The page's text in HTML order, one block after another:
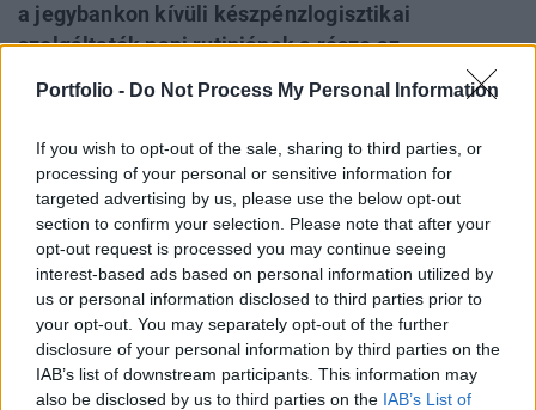
Portfolio - Do Not Process My Personal Information
If you wish to opt-out of the sale, sharing to third parties, or
processing of your personal or sensitive information for
targeted advertising by us, please use the below opt-out
section to confirm your selection. Please note that after your
opt-out request is processed you may continue seeing
interest-based ads based on personal information utilized by
us or personal information disclosed to third parties prior to
your opt-out. You may separately opt-out of the further
disclosure of your personal information by third parties on the
IAB’s list of downstream participants. This information may
also be disclosed by us to third parties on the IAB’s List of
a jegybankon kívüli készpénzlogisztikai
szolgáltatók napi rutinjának a része az
forgalomból, azonban a hétköznapi vásárlások
során mindenkor fontos az alapvető higiéniai
szabályok betartása, áll a jegybank
közleményében.
Több európai jegybank és a WHO is felhívta a figyelmet
arra, hogy a készpénz használata nem jelent kiemelt
kockázatot a koronavírus terjedése szempontjából,
ugyanakkor egy szélesedő pandémiás helyzetben a
megszokottnál is fontosabb az alapvető higiéniai
szabályok betartása a kockázatok csökkentése érdekében.